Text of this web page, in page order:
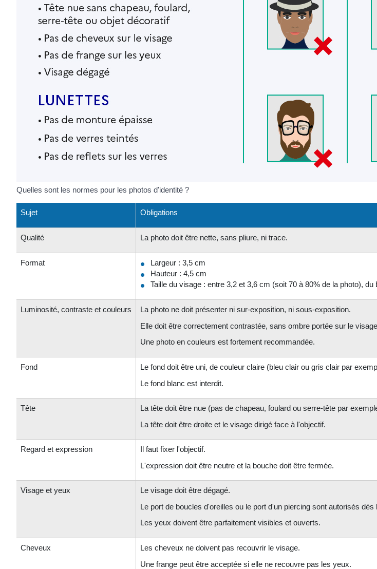
Quelles sont les normes pour les photos d'identité ?
Sujet Obligations
Qualité La photo doit être nette, sans pliure, ni trace.
Format
Largeur : 3,5 cm
Hauteur : 4,5 cm
Taille du visage : entre 3,2 et 3,6 cm (soit 70 à 80% de la photo),
Luminosité, contraste et couleurs
La photo ne doit présenter ni sur-exposition, ni sous-exposition.
Elle doit être correctement contrastée, sans ombre portée sur le
Une photo en couleurs est fortement recommandée.
Fond
Le fond doit être uni, de couleur claire (bleu clair ou gris clair par
Le fond blanc est interdit.
Tête
La tête doit être nue (pas de chapeau, foulard ou serre-tête par
La tête doit être droite et le visage dirigé face à l'objectif.
Regard et expression
Il faut fixer l'objectif.
L'expression doit être neutre et la bouche doit être fermée.
Visage et yeux
Le visage doit être dégagé.
Le port de boucles d'oreilles ou le port d'un piercing sont autorisés
Les yeux doivent être parfaitement visibles et ouverts.
Cheveux
Les cheveux ne doivent pas recouvrir le visage.
Une frange peut être acceptée si elle ne recouvre pas les yeux.